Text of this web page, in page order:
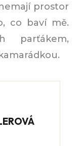
prostor
co baví mě.
parťákem,